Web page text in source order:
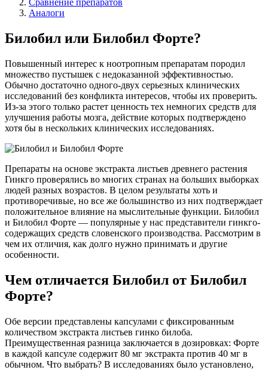
Сравнение препаратов
Аналоги
Билобил или Билобил Форте?
Повышенный интерес к ноотропным препаратам породил
множество пустышек с недоказанной эффективностью.
Обычно достаточно одного-двух серьезных клинических
исследований без конфликта интересов, чтобы их проверить.
Из-за этого только растет ценность тех немногих средств для
улучшения работы мозга, действие которых подтверждено
хотя бы в нескольких клинических исследованиях.
Препараты на основе экстракта листьев древнего растения
Гинкго проверялись во многих странах на больших выборках
людей разных возрастов. В целом результаты хоть и
противоречивые, но все же большинство из них подтверждает
положительное влияние на мыслительные функции. Билобил
и Билобил Форте — популярные у нас представители гинкго-
содержащих средств словенского производства. Рассмотрим в
чем их отличия, как долго нужно принимать и другие
особенности.
Чем отличается Билобил от Билобил
Форте?
Обе версии представлены капсулами с фиксированным
количеством экстракта листьев гинко билоба.
Преимущественная разница заключается в дозировках: Форте
в каждой капсуле содержит 80 мг экстракта против 40 мг в
обычном. Что выбрать? В исследованиях было установлено,